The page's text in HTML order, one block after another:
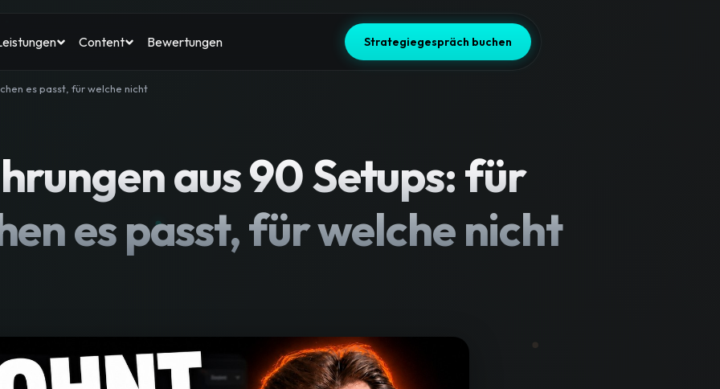
Content Bewertungen Strategiegespräch buchen
es passt, für welche nicht
aus 90 Setups: für
es passt, für welche nicht